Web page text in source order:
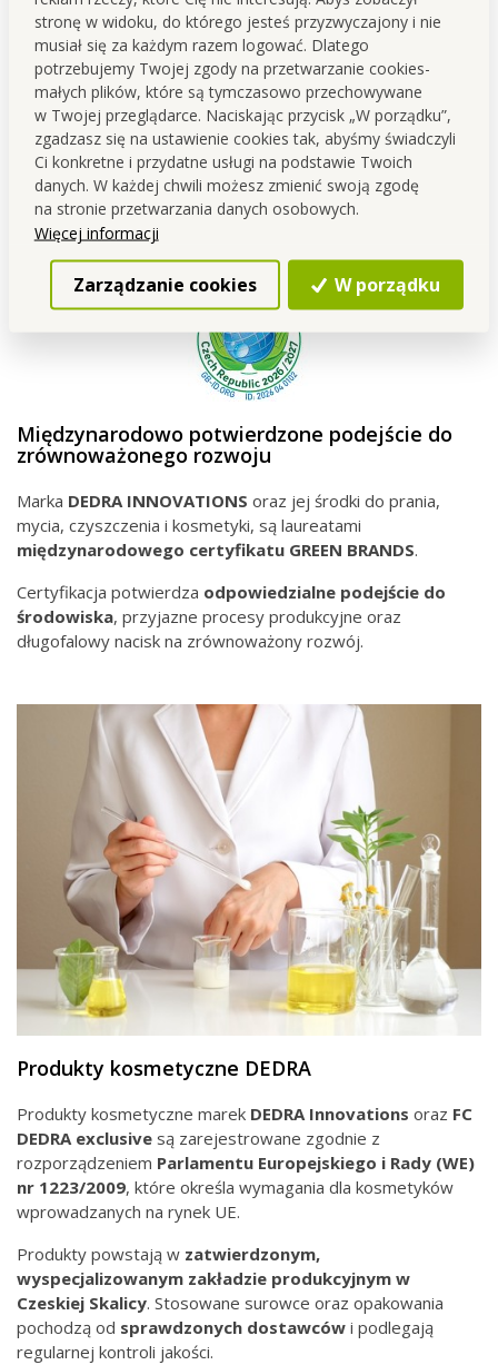
stronę w widoku, do którego jesteś przyzwyczajony i nie
musiał się za każdym razem logować. Dlatego
potrzebujemy Twojej zgody na przetwarzanie cookies-
małych plików, które są tymczasowo przechowywane
w Twojej przeglądarce. Naciskając przycisk „W porządku”,
zgadzasz się na ustawienie cookies tak, abyśmy świadczyli
Ci konkretne i przydatne usługi na podstawie Twoich
danych. W każdej chwili możesz zmienić swoją zgodę
na stronie przetwarzania danych osobowych.
Więcej informacji
Zarządzanie cookies W porządku
Ten produkt powstaje w naszym własnym zapleczu
produkcyjnym wCzeskiej Skalicy.
Już od1995 roku zajmujemy się rozwojem oraz produkcją
drogerii i kosmetyków.
Podczas opracowywania stawiamy nafunkcjonalność,
jakość oraz troskę o ludzi i dom.
Międzynarodowo potwierdzone podejście do
zrównoważonego rozwoju
Marka DEDRA INNOVATIONS oraz jej środki do prania,
mycia, czyszczenia i kosmetyki, są laureatami
międzynarodowego certyfikatu GREEN BRANDS.
Certyfikacja potwierdza odpowiedzialne podejście do
środowiska, przyjazne procesy produkcyjne oraz
długofalowy nacisk na zrównoważony rozwój.
Produkty kosmetyczne DEDRA
Produkty kosmetyczne marek DEDRA Innovations oraz FC
DEDRA exclusive są zarejestrowane zgodnie z
rozporządzeniem Parlamentu Europejskiego i Rady (WE)
nr 1223/2009, które określa wymagania dla kosmetyków
wprowadzanych na rynek UE.
Produkty powstają w zatwierdzonym,
wyspecjalizowanym zakładzie produkcyjnym w
Czeskiej Skalicy. Stosowane surowce oraz opakowania
pochodzą od sprawdzonych dostawców i podlegają
regularnej kontroli jakości.